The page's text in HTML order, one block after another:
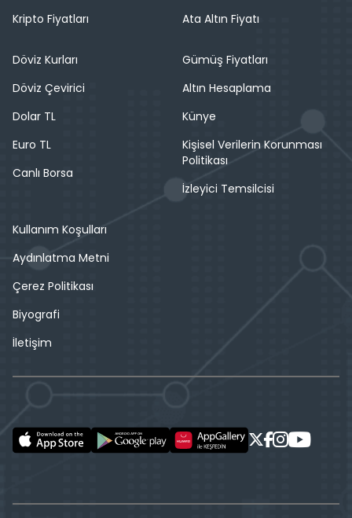
Kripto Fiyatları
Ata Altın Fiyatı
Döviz Kurları
Döviz Çevirici
Dolar TL
Euro TL
Canlı Borsa
Gümüş Fiyatları
Altın Hesaplama
Künye
Kişisel Verilerin Korunması
Politikası
İzleyici Temsilcisi
Kullanım Koşulları
Aydınlatma Metni
Çerez Politikası
Biyografi
İletişim